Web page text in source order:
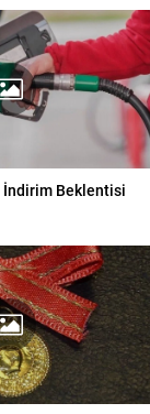
İndirim Beklentisi